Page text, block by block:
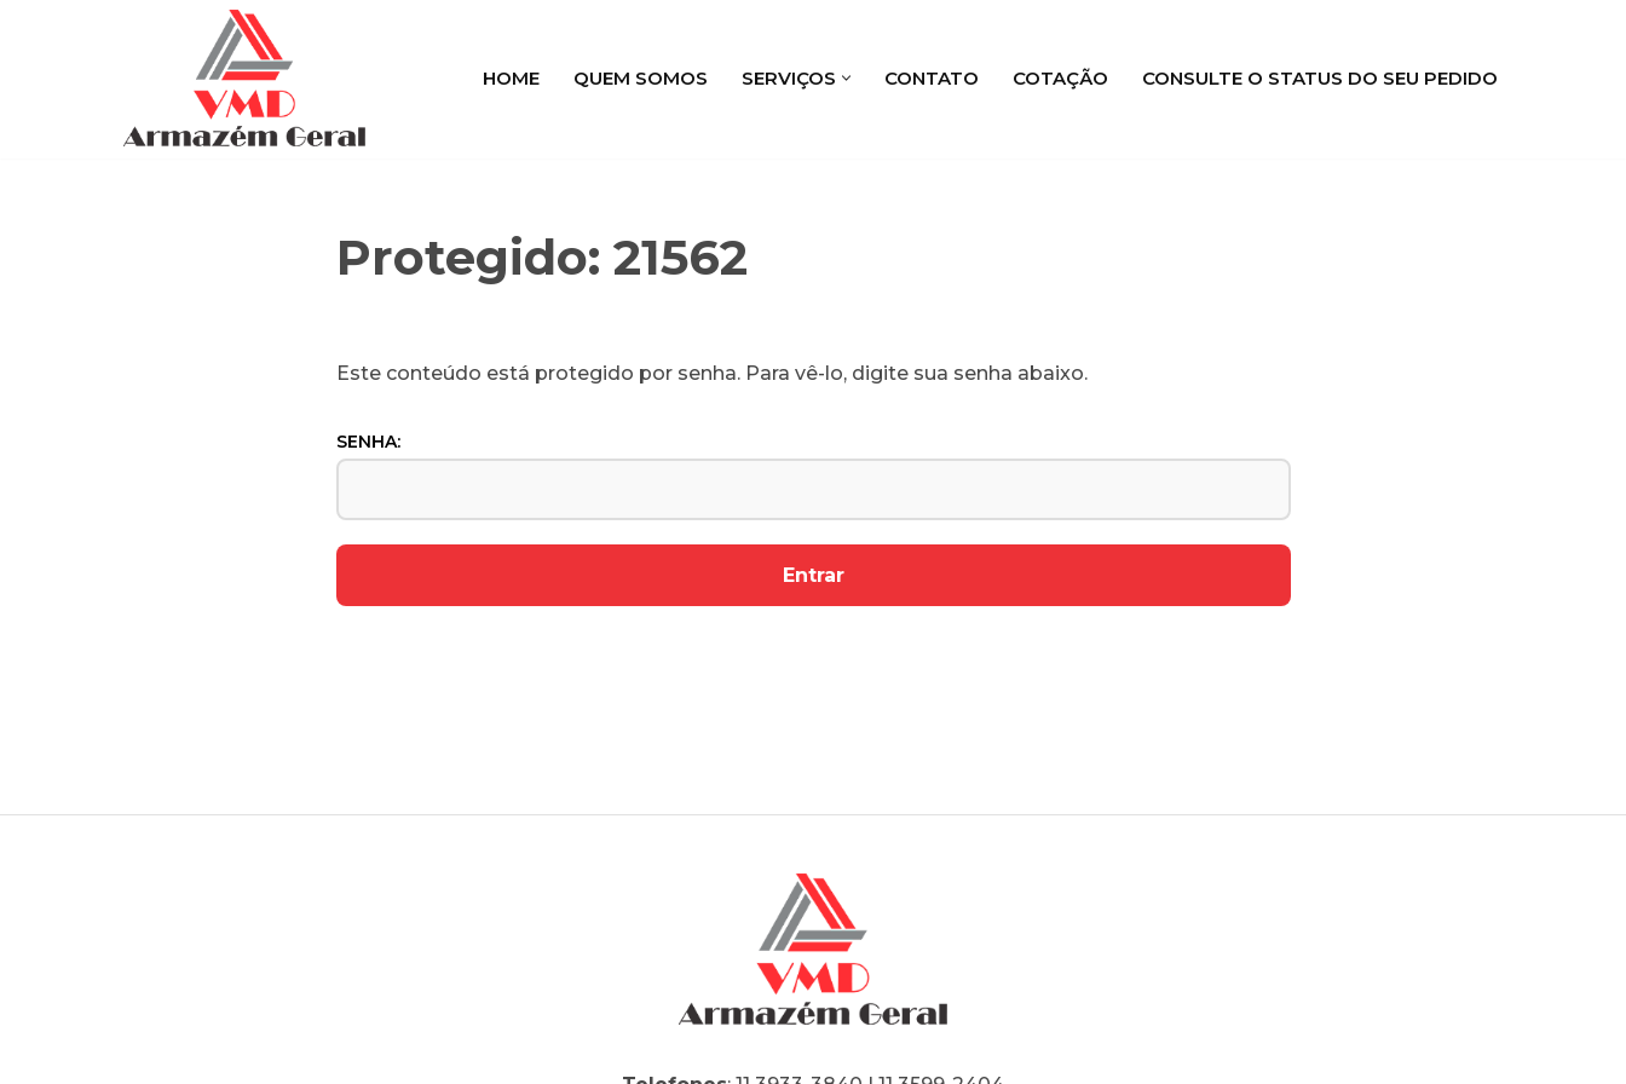
HOME QUEM SOMOS SERVIÇOS CONTATO COTAÇÃO CONSULTE O STATUS DO SEU PEDIDO
Protegido: 21562
Este conteúdo está protegido por senha. Para vê-lo, digite sua senha abaixo.
SENHA: